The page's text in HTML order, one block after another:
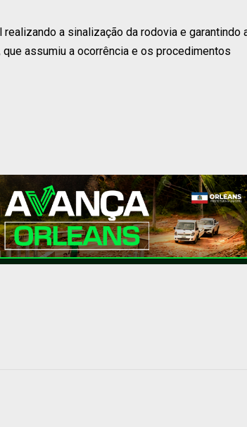
a sinalização da rodovia e garantindo
assumiu a ocorrência e os procedimentos